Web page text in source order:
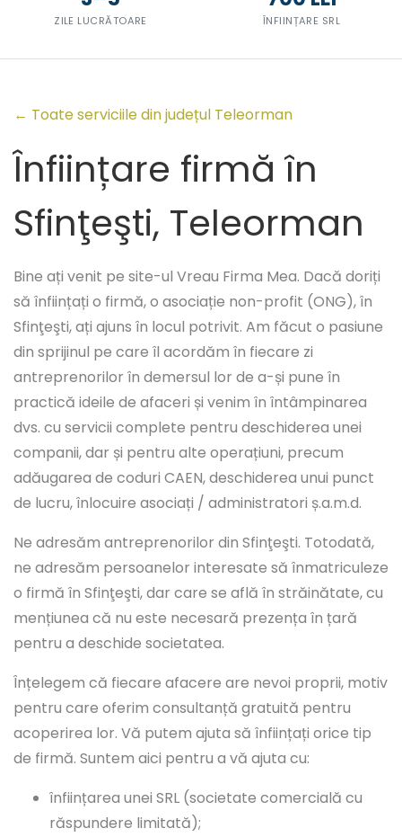
ZILE LUCRĂTOARE ÎNFIINȚARE SRL
← Toate serviciile din județul Teleorman
Înființare firmă în
Sfinţeşti, Teleorman
Bine ați venit pe site-ul Vreau Firma Mea. Dacă doriți
să înființați o firmă, o asociație non-profit (ONG), în
Sfinţeşti, ați ajuns în locul potrivit. Am făcut o pasiune
din sprijinul pe care îl acordăm în fiecare zi
antreprenorilor în demersul lor de a-și pune în
practică ideile de afaceri și venim în întâmpinarea
dvs. cu servicii complete pentru deschiderea unei
companii, dar și pentru alte operațiuni, precum
adăugarea de coduri CAEN, deschiderea unui punct
de lucru, înlocuire asociați / administratori ș.a.m.d.
Ne adresăm antreprenorilor din Sfinţeşti. Totodată,
ne adresăm persoanelor interesate să înmatriculeze
o firmă în Sfinţeşti, dar care se află în străinătate, cu
mențiunea că nu este necesară prezența în țară
pentru a deschide societatea.
Înțelegem că fiecare afacere are nevoi proprii, motiv
pentru care oferim consultanță gratuită pentru
acoperirea lor. Vă putem ajuta să înființați orice tip
de firmă. Suntem aici pentru a vă ajuta cu:
înființarea unei SRL (societate comercială cu
răspundere limitată);